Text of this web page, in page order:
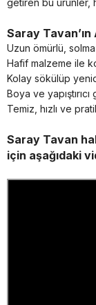
getiren bu ürünler,
Saray
Uzun ömürlü,
Hafif malzeme ile
Kolay sökülüp
Boya ve
Temiz, hızlı ve
Saray Tavan
için aşağıdaki